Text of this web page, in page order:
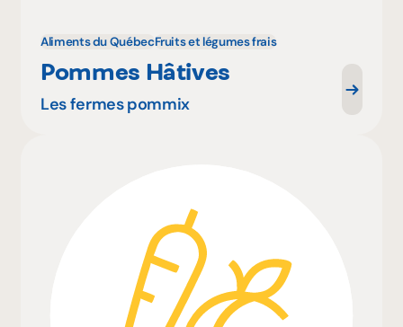
Aliments du QuébecFruits et légumes frais
Pommes Hâtives
Les fermes pommix